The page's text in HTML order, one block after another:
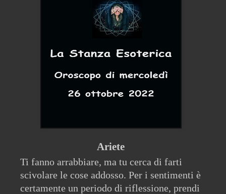
Ariete
Ti fanno arrabbiare, ma tu cerca di farti
scivolare le cose addosso. Per i sentimenti è
certamente un periodo di riflessione, prendi